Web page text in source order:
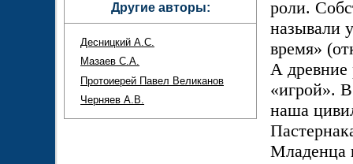
роли.
называли
время»
А древние
«игрой».
наша
Младенца
Другие авторы:
Десницкий А.С.
Мазаев С.А.
Протоиерей Павел Великанов
Черняев А.В.